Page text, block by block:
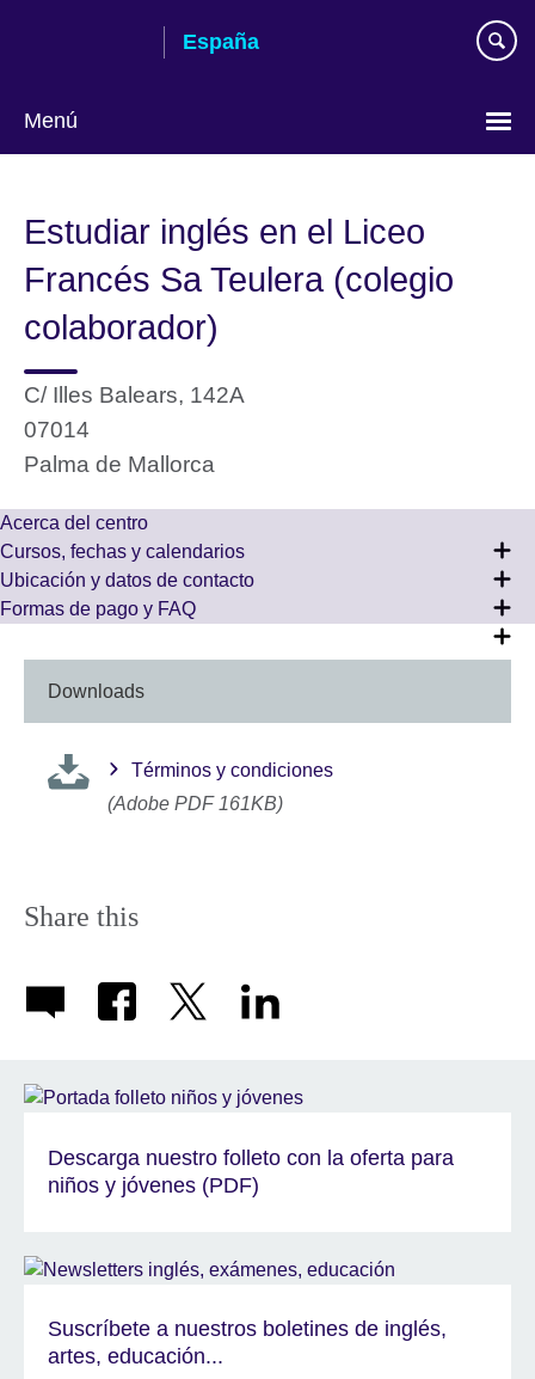
España
Menú
Estudiar inglés en el Liceo
Francés Sa Teulera (colegio
colaborador)
C/ Illes Balears, 142A
07014
Palma de Mallorca
Acerca del centro
Cursos, fechas y calendarios
Ubicación y datos de contacto
Formas de pago y FAQ
Downloads
Términos y condiciones
(Adobe PDF 161KB)
Share this
Descarga nuestro folleto con la oferta para
niños y jóvenes (PDF)
Suscríbete a nuestros boletines de inglés,
artes, educación...